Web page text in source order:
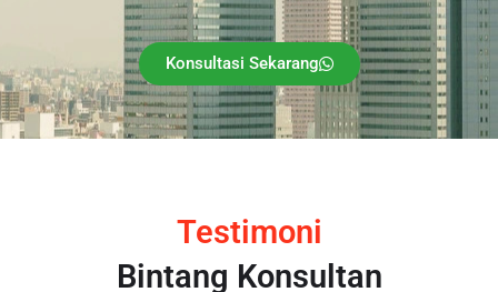
Konsultasi Sekarang
Testimoni
Bintang Konsultan